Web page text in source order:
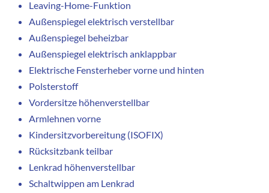
Leaving-Home-Funktion
Außenspiegel elektrisch verstellbar
Außenspiegel beheizbar
Außenspiegel elektrisch anklappbar
Elektrische Fensterheber vorne und hinten
Polsterstoff
Vordersitze höhenverstellbar
Armlehnen vorne
Kindersitzvorbereitung (ISOFIX)
Rücksitzbank teilbar
Lenkrad höhenverstellbar
Schaltwippen am Lenkrad